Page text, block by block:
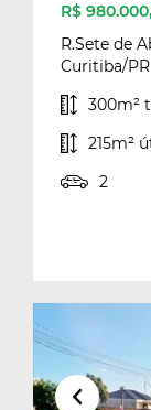
R$
R.Sete de
Curitiba/PR
300m²
215m²
2